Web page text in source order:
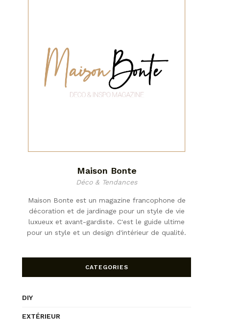
Maison Bonte
Déco & Tendances
Maison Bonte est un magazine francophone de
décoration et de jardinage pour un style de vie
luxueux et avant-gardiste. C'est le guide ultime
pour un style et un design d'intérieur de qualité.
CATEGORIES
DIY
EXTÉRIEUR